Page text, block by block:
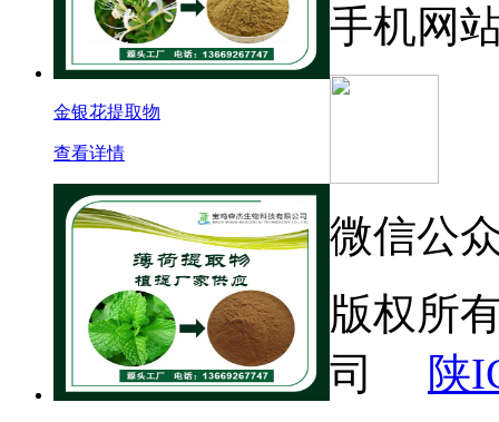
金银花提取物
查看详情
手机网
微信公
版权所
司 陕